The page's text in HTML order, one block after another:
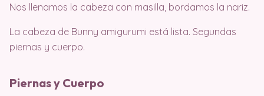
Nos llenamos la cabeza con masilla, bordamos la nariz.
La cabeza de Bunny amigurumi está lista. Segundas
piernas y cuerpo.
Piernas y Cuerpo